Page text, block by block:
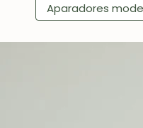
Aparadores